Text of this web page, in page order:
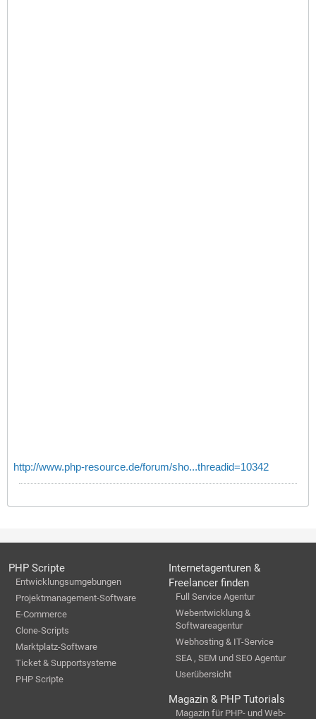
http://www.php-resource.de/forum/sho...threadid=10342
PHP Scripte
Entwicklungsumgebungen
Projektmanagement-Software
E-Commerce
Clone-Scripts
Marktplatz-Software
Ticket & Supportsysteme
PHP Scripte
Internetagenturen &
Freelancer finden
Full Service Agentur
Webentwicklung &
Softwareagentur
Webhosting & IT-Service
SEA , SEM und SEO Agentur
Userübersicht
Magazin & PHP Tutorials
Magazin für PHP- und Web-